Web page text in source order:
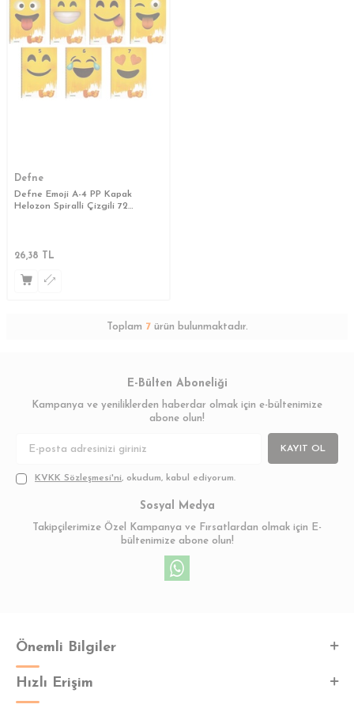
Defne
Defne Emoji A-4 PP Kapak
Helozon Spiralli Çizgili 72
26,38 TL
Toplam 7ürün bulunmaktadır.
E-Bülten Aboneliği
Kampanya ve yeniliklerden haberdar olmak için e-bültenimize
abone olun!
KAYIT OL
KVKK Sözleşmesi'ni, okudum, kabul ediyorum.
Sosyal Medya
Takipçilerimize Özel Kampanya ve Fırsatlardan olmak için E-
bültenimize abone olun!
Önemli Bilgiler
Hızlı Erişim